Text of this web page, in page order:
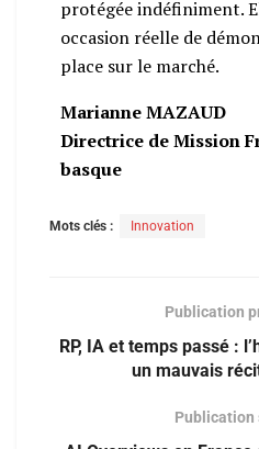
protégée indéfiniment.
occasion réelle de
place sur le marché.
Marianne MAZAUD
Directrice de Mission
basque
Mots clés : Innovation
Publication
RP, IA et temps passé :
un mauvais
Publication